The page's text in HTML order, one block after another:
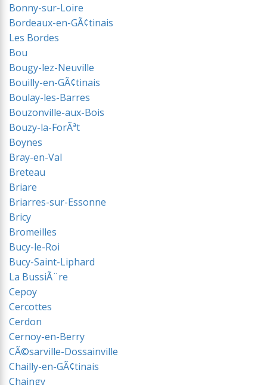
Bonny-sur-Loire
Bordeaux-en-GÃ¢tinais
Les Bordes
Bou
Bougy-lez-Neuville
Bouilly-en-GÃ¢tinais
Boulay-les-Barres
Bouzonville-aux-Bois
Bouzy-la-ForÃªt
Boynes
Bray-en-Val
Breteau
Briare
Briarres-sur-Essonne
Bricy
Bromeilles
Bucy-le-Roi
Bucy-Saint-Liphard
La BussiÃ¨re
Cepoy
Cercottes
Cerdon
Cernoy-en-Berry
CÃ©sarville-Dossainville
Chailly-en-GÃ¢tinais
Chaingy